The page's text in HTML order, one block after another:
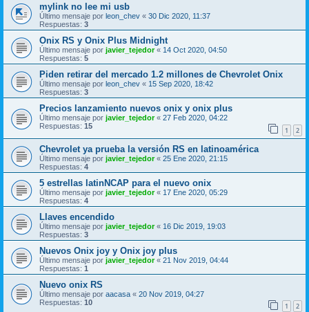
mylink no lee mi usb
Último mensaje por leon_chev « 30 Dic 2020, 11:37
Respuestas: 3
Onix RS y Onix Plus Midnight
Último mensaje por javier_tejedor« 14 Oct 2020, 04:50
Respuestas: 5
Piden retirar del mercado 1.2 millones de Chevrolet Onix
Último mensaje por leon_chev « 15 Sep 2020, 18:42
Respuestas: 3
Precios lanzamiento nuevos onix y onix plus
Último mensaje por javier_tejedor« 27 Feb 2020, 04:22
Respuestas: 15 1 2
Chevrolet ya prueba la versión RS en latinoamérica
Último mensaje por javier_tejedor« 25 Ene 2020, 21:15
Respuestas: 4
5 estrellas latinNCAP para el nuevo onix
Último mensaje por javier_tejedor« 17 Ene 2020, 05:29
Respuestas: 4
Llaves encendido
Último mensaje por javier_tejedor« 16 Dic 2019, 19:03
Respuestas: 3
Nuevos Onix joy y Onix joy plus
Último mensaje por javier_tejedor« 21 Nov 2019, 04:44
Respuestas: 1
Nuevo onix RS
Último mensaje por aacasa « 20 Nov 2019, 04:27
Respuestas: 10 1 2